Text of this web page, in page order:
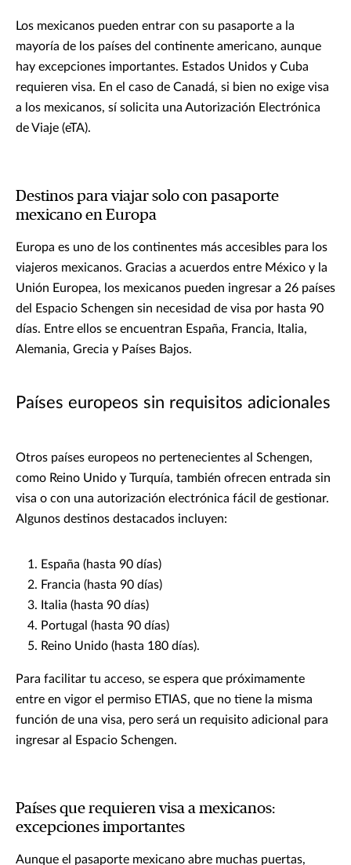
Los mexicanos pueden entrar con su pasaporte a la
mayoría de los países del continente americano, aunque
hay excepciones importantes. Estados Unidos y Cuba
requieren visa. En el caso de Canadá, si bien no exige visa
a los mexicanos, sí solicita una Autorización Electrónica
de Viaje (eTA).
Destinos para viajar solo con pasaporte
mexicano en Europa
Europa es uno de los continentes más accesibles para los
viajeros mexicanos. Gracias a acuerdos entre México y la
Unión Europea, los mexicanos pueden ingresar a 26 países
del Espacio Schengen sin necesidad de visa por hasta 90
días. Entre ellos se encuentran España, Francia, Italia,
Alemania, Grecia y Países Bajos.
Países europeos sin requisitos adicionales
Otros países europeos no pertenecientes al Schengen,
como Reino Unido y Turquía, también ofrecen entrada sin
visa o con una autorización electrónica fácil de gestionar.
Algunos destinos destacados incluyen:
España (hasta 90 días)
Francia (hasta 90 días)
Italia (hasta 90 días)
Portugal (hasta 90 días)
Reino Unido (hasta 180 días).
Para facilitar tu acceso, se espera que próximamente
entre en vigor el permiso ETIAS, que no tiene la misma
función de una visa, pero será un requisito adicional para
ingresar al Espacio Schengen.
Países que requieren visa a mexicanos:
excepciones importantes
Aunque el pasaporte mexicano abre muchas puertas,